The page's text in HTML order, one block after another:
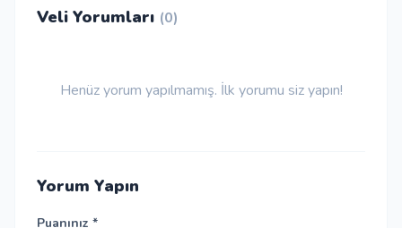
Veli Yorumları (0)
Henüz yorum yapılmamış. İlk yorumu siz yapın!
Yorum Yapın
Puanınız *